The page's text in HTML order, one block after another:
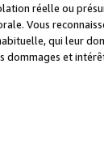
réelle ou
Vous
qui leur
dommages et